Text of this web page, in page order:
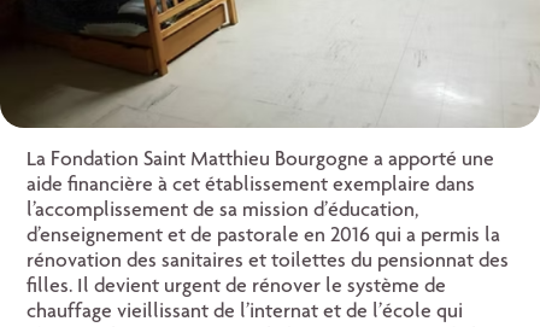
La Fondation Saint Matthieu Bourgogne a apporté une
aide financière à cet établissement exemplaire dans
l’accomplissement de sa mission d’éducation,
d’enseignement et de pastorale en 2016 qui a permis la
rénovation des sanitaires et toilettes du pensionnat des
filles. Il devient urgent de rénover le système de
chauffage vieillissant de l’internat et de l’école qui